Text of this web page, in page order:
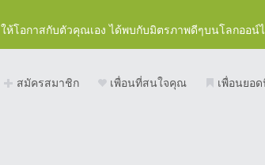
ให้โอกาสกับตัวคุณเอง ได้พบกับมิตรภาพดีๆบนโลกออน์
สมัครสมาชิก เพื่อนที่สนใจคุณ เพื่อนยอ